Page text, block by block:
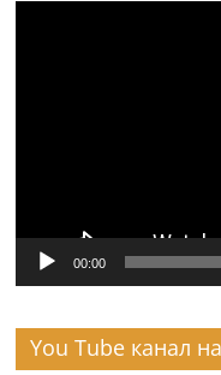
00:00
You Tube канал